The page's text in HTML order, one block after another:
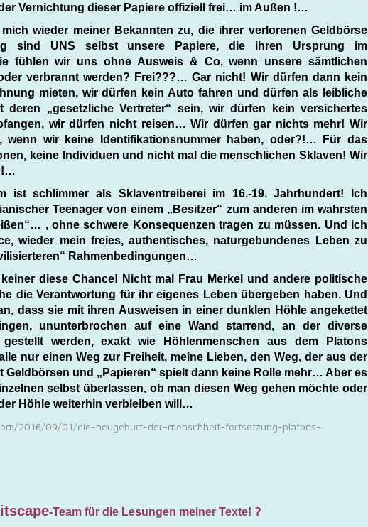
Vernichtung dieser Papiere offiziell frei… im Außen !…
wieder meiner Bekannten zu, die ihrer verlorenen Geldbörse
sind UNS selbst unsere Papiere, die ihren Ursprung im
fühlen wir uns ohne Ausweis & Co, wenn unsere sämtlichen
verbrannt werden? Frei???… Gar nicht! Wir dürfen dann kein
mieten, wir dürfen kein Auto fahren und dürfen als leibliche
deren „gesetzliche Vertreter“ sein, wir dürfen kein versichertes
wir dürfen nicht reisen… Wir dürfen gar nichts mehr! Wir
wenn wir keine Identifikationsnummer haben, oder?!… Für das
keine Individuen und nicht mal die menschlichen Sklaven! Wir
ist schlimmer als Sklaventreiberei im 16.-19. Jahrhundert! Ich
Teenager von einem „Besitzer“ zum anderen im wahrsten
, ohne schwere Konsequenzen tragen zu müssen. Und ich
wieder mein freies, authentisches, naturgebundenes Leben zu
Rahmenbedingungen…
diese Chance! Nicht mal Frau Merkel und andere politische
die Verantwortung für ihr eigenes Leben übergeben haben. Und
dass sie mit ihren Ausweisen in einer dunklen Höhle angekettet
ununterbrochen auf eine Wand starrend, an der diverse
werden, exakt wie Höhlenmenschen aus dem Platons
nur einen Weg zur Freiheit, meine Lieben, den Weg, der aus der
Geldbörsen und „Papieren“ spielt dann keine Rolle mehr… Aber es
selbst überlassen, ob man diesen Weg gehen möchte oder
Höhle weiterhin verbleiben will…
2016/09/01/die-neugeburt-der-menschheit-fortsetzung-platons-
-Team für die Lesungen meiner Texte! ?